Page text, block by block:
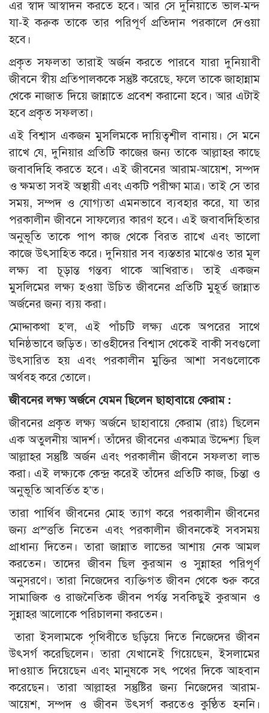
এর স্বাদ আস্বাদন করতে হবে। আর সে দুনিয়াতে ভাল-মন্দ
যা-ই করুক তাকে তার পরিপূর্ণ প্রতিদান পরকালে দেওয়া
হবে।
প্রকৃত সফলতা তারাই অর্জন করতে পারবে যারা দুনিয়াবী
জীবনে স্বীয় প্রতিপালককে সন্তুষ্ট করেছে, ফলে তাকে জাহান্নাম
থেকে নাজাত দিয়ে জান্নাতে প্রবেশ করানো হবে। আর এটাই
হবে প্রকৃত সফলতা।
এই বিশ্বাস একজন মুসলিমকে দায়িত্বশীল বানায়। সে মনে
রাখে যে, দুনিয়ার প্রতিটি কাজের জন্য তাকে আল্লাহর কাছে
জবাবদিহি করতে হবে। এই জীবনের আরাম-আয়েশ, সম্পদ
ও ক্ষমতা সবই অস্থায়ী এবং একটি পরীক্ষা মাত্র। তাই সে তার
সময়, সম্পদ ও যোগ্যতা এমনভাবে ব্যবহার করে, যা তার
পরকালীন জীবনে সাফল্যের কারণ হবে। এই জবাবদিহিতার
অনুভূতি তাকে পাপ কাজ থেকে বিরত রাখে এবং ভালো
কাজে উৎসাহিত করে। দুনিয়ার সব ব্যস্ততার মাঝেও তার মূল
লক্ষ্য বা চূড়ান্ত গন্তব্য থাকে আখিরাত। তাই একজন
মুসলিমের লক্ষ্য হওয়া উচিত জীবনের প্রতিটি মুহূর্ত জান্নাত
অর্জনের জন্য ব্যয় করা।
মোদ্দাকথা হ’ল, এই পাঁচটি লক্ষ্য একে অপরের সাথে
ঘনিষ্ঠভাবে জড়িত। তাওহীদের বিশ্বাস থেকেই বাকী সবগুলো
উৎসারিত হয় এবং পরকালীন মুক্তির আশা সবগুলোকে
অর্থবহ করে তোলে।
জীবনের লক্ষ্য অর্জনে যেমন ছিলেন ছাহাবায়ে কেরাম :
জীবনের প্রকৃত লক্ষ্য অর্জনে ছাহাবায়ে কেরাম (রাঃ) ছিলেন
এক অতুলনীয় আদর্শ। তাঁদের জীবনের একমাত্র উদ্দেশ্য ছিল
আল্লাহর সন্তুষ্টি অর্জন এবং পরকালীন জীবনে সফলতা লাভ
করা। এই লক্ষ্যকে কেন্দ্র করেই তাঁদের প্রতিটি কাজ, চিন্তা ও
অনুভূতি আবর্তিত হ’ত।
তারা পার্থিব জীবনের মোহ ত্যাগ করে পরকালীন জীবনের
জন্য প্রস্ত্ততি নিতেন এবং পরকালীন জীবনকেই সবসময়
প্রাধান্য দিতেন। তারা জান্নাত লাভের আশায় নেক আমল
করতেন। তাদের জীবন ছিল কুরআন ও সুন্নাহর পরিপূর্ণ
অনুসরণে। তারা নিজেদের ব্যক্তিগত জীবন থেকে শুরু করে
সামাজিক ও রাজনৈতিক জীবন পর্যন্ত সবকিছুই কুরআন ও
সুন্নাহর আলোকে পরিচালনা করতেন।
তারা ইসলামকে পৃথিবীতে ছড়িয়ে দিতে নিজেদের জীবন
উৎসর্গ করেছিলেন। তারা যেখানেই গিয়েছেন, ইসলামের
দাওয়াত দিয়েছেন এবং মানুষকে সৎ পথের দিকে আহবান
করেছেন। তারা আল্লাহর সন্তুষ্টির জন্য নিজেদের আরাম-
আয়েশ, সম্পদ ও জীবন উৎসর্গ করতেও কুণ্ঠিত হননি।